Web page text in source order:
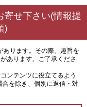
寄せ下さい(情報提
)
あります。その際、趣旨を
あります。ご了承くださ
ンテンツに役立てるよう
を除き、個別に返信・対